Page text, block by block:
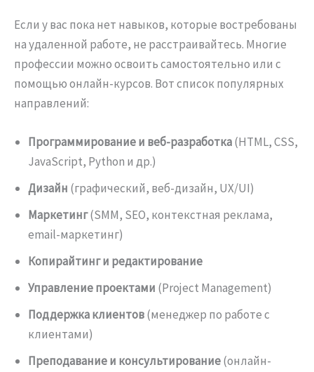
Если у вас пока нет навыков, которые востребованы
на удаленной работе, не расстраивайтесь. Многие
профессии можно освоить самостоятельно или с
помощью онлайн-курсов. Вот список популярных
направлений:
Программирование и веб-разработка(HTML, CSS,
JavaScript, Python и др.)
Дизайн (графический, веб-дизайн, UX/UI)
Маркетинг(SMM, SEO, контекстная реклама,
email-маркетинг)
Копирайтинг и редактирование
Управление проектами (Project Management)
Поддержка клиентов(менеджер по работе с
клиентами)
Преподавание и консультирование(онлайн-